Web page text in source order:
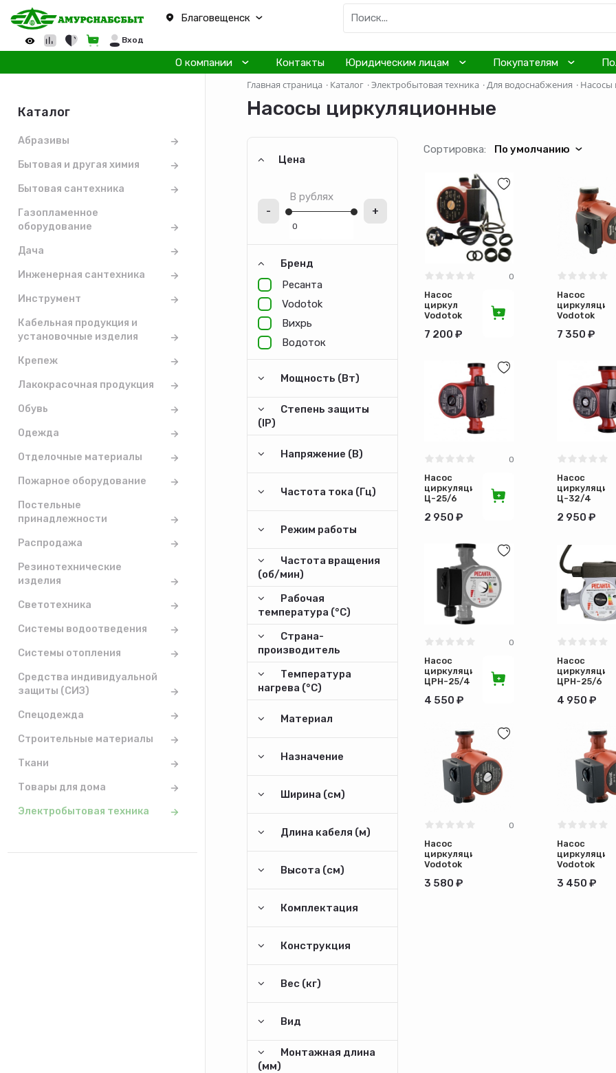
Благовещенск
Вход
О компании Контакты Юридическим лицам Покупателям
Каталог
Абразивы
Бытовая и другая химия
Бытовая сантехника
Газопламенное
оборудование
Дача
Инженерная сантехника
Инструмент
Кабельная продукция и
установочные изделия
Крепеж
Лакокрасочная продукция
Обувь
Одежда
Отделочные материалы
Пожарное оборудование
Постельные
принадлежности
Распродажа
Резинотехнические
изделия
Светотехника
Системы водоотведения
Системы отопления
Средства индивидуальной
защиты (СИЗ)
Спецодежда
Строительные материалы
Ткани
Товары для дома
Электробытовая техника
Главная страница · Каталог ·Электробытовая техника ·Для водоснабжения · Насосы
Насосы циркуляционные
Цена
-
В рублях
+
Бренд
Ресанта
Vodotok
Вихрь
Водоток
Мощность (Вт)
Степень защиты
(IP)
Напряжение (В)
Частота тока (Гц)
Режим работы
Частота вращения
(об/мин)
Рабочая
температура (°С)
Страна-
производитель
Температура
нагрева (°С)
Материал
Назначение
Ширина (см)
Длина кабеля (м)
Высота (см)
Комплектация
Конструкция
Вес (кг)
Вид
Монтажная длина
(мм)
Сортировка: По умолчанию
0
Насос
циркул
Vodotok
180 130л/
7 200 ₽
Насос
Vodotok
180
7 350 ₽
0
Насос
циркуляционный
Ц-25/6
Вихрь
2 950 ₽
Насос
Ц-32/4
Вихрь
2 950 ₽
0
Насос
циркуляционный
ЦРН-25/4
77/7/1
4 550 ₽
Насос
ЦРН-25/6
77/7/2
4 950 ₽
0
Насос
циркуляционный
Vodotok
180
3 580 ₽
Насос
Vodotok
180
3 450 ₽